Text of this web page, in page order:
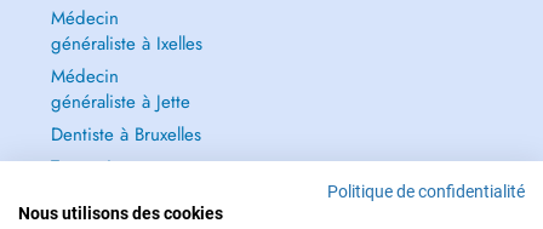
Médecin
généraliste à Ixelles
Médecin
généraliste à Jette
Dentiste à Bruxelles
Tout voir →
Politique de confidentialité
Nous utilisons des cookies